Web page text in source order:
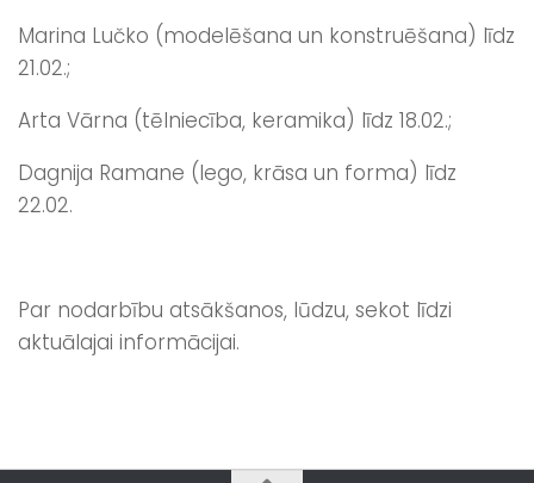
Marina Lučko (modelēšana un konstruēšana) līdz
21.02.;
Arta Vārna (tēlniecība, keramika) līdz 18.02.;
Dagnija Ramane (lego, krāsa un forma) līdz
22.02.
Par nodarbību atsākšanos, lūdzu, sekot līdzi
aktuālajai informācijai.